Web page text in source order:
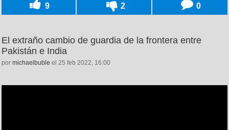
9 2 0
El extraño cambio de guardia de la frontera entre
Pakistán e India
por michaelbuble el 25 feb 2022, 16:00